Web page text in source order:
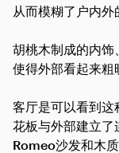
从而模糊了户内外
胡桃木制成的内饰
使得外部看起来粗
客厅是可以看到这
花板与外部建立
Romeo沙发和木